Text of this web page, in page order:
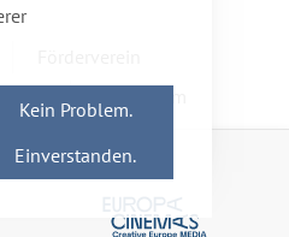
Kein Problem.
Einverstanden.
im Netzwerk